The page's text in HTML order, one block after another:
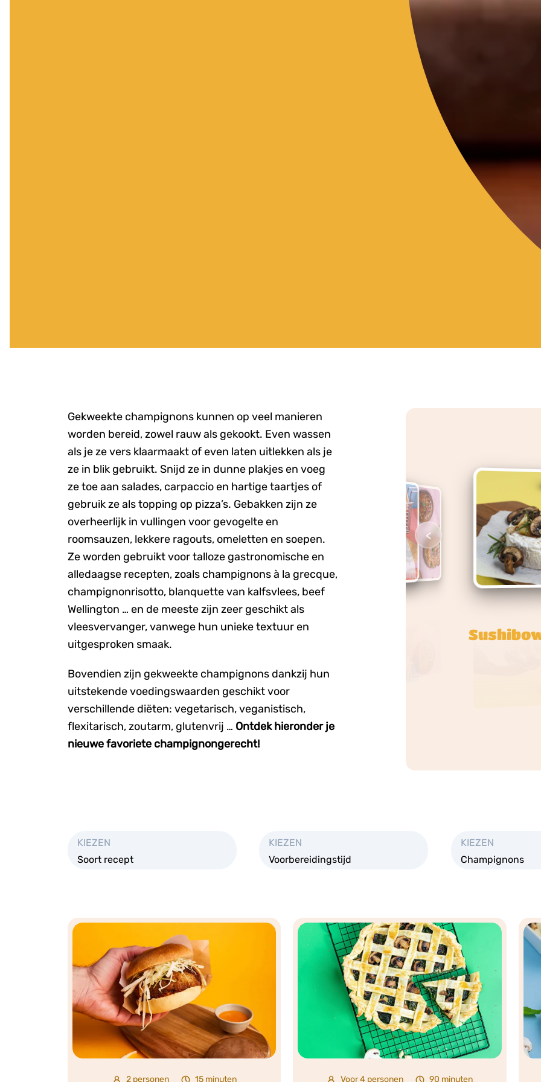
Gekweekte champignons kunnen op veel manieren
worden bereid, zowel rauw als gekookt. Even wassen
als je ze vers klaarmaakt of even laten uitlekken als je
ze in blik gebruikt. Snijd ze in dunne plakjes en voeg
ze toe aan salades, carpaccio en hartige taartjes of
gebruik ze als topping op pizza’s. Gebakken zijn ze
overheerlijk in vullingen voor gevogelte en
roomsauzen, lekkere ragouts, omeletten en soepen.
Ze worden gebruikt voor talloze gastronomische en
alledaagse recepten, zoals champignons à la grecque,
champignonrisotto, blanquette van kalfsvlees, beef
Wellington … en de meeste zijn zeer geschikt als
vleesvervanger, vanwege hun unieke textuur en
uitgesproken smaak.
Bovendien zijn gekweekte champignons dankzij hun
uitstekende voedingswaarden geschikt voor
verschillende diëten: vegetarisch, veganistisch,
flexitarisch, zoutarm, glutenvrij … Ontdek hieronder je
nieuwe favoriete champignongerecht!
<
Katsu-
KIEZEN
Soort recept
KIEZEN
Voorbereidingstijd
KIEZEN
Champignons
2 personen 15 minuten Voor 4 personen 90 minuten